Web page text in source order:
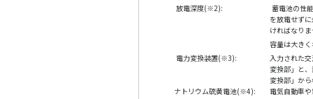
放電深度(※2):
蓄電池の性
を放電せず
ければなり
容量は大き
電力変換装置(※3):
入力された
変換部」と
変換部」か
ナトリウム硫黄電池(※4):
電気自動車